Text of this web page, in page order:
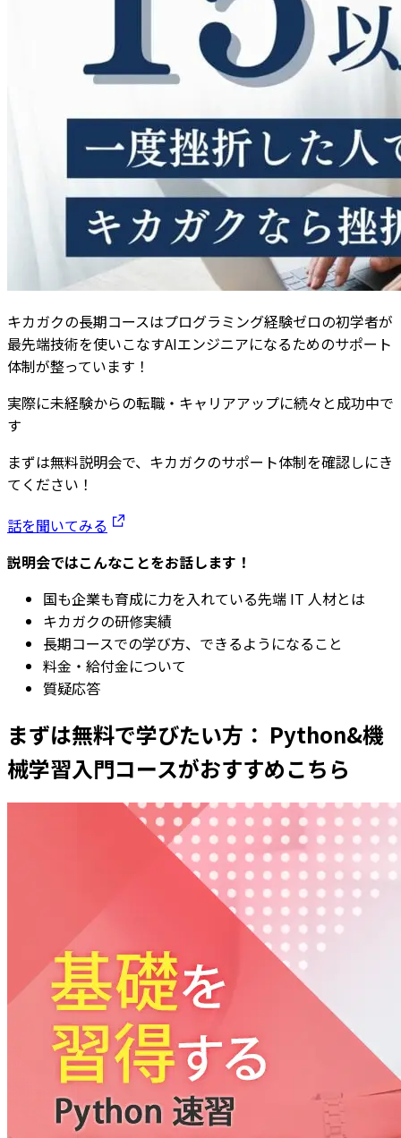
キカガクの長期コースはプログラミング経験ゼロの初学者が
最先端技術を使いこなすAIエンジニアになるためのサポート
体制が整っています！
実際に未経験からの転職・キャリアアップに続々と成功中で
す
まずは無料説明会で、キカガクのサポート体制を確認しにき
てください！
話を聞いてみる
説明会ではこんなことをお話します！
国も企業も育成に力を入れている先端 IT 人材とは
キカガクの研修実績
長期コースでの学び方、できるようになること
料金・給付金について
質疑応答
まずは無料で学びたい方： Python&機
械学習入門コースがおすすめこちら